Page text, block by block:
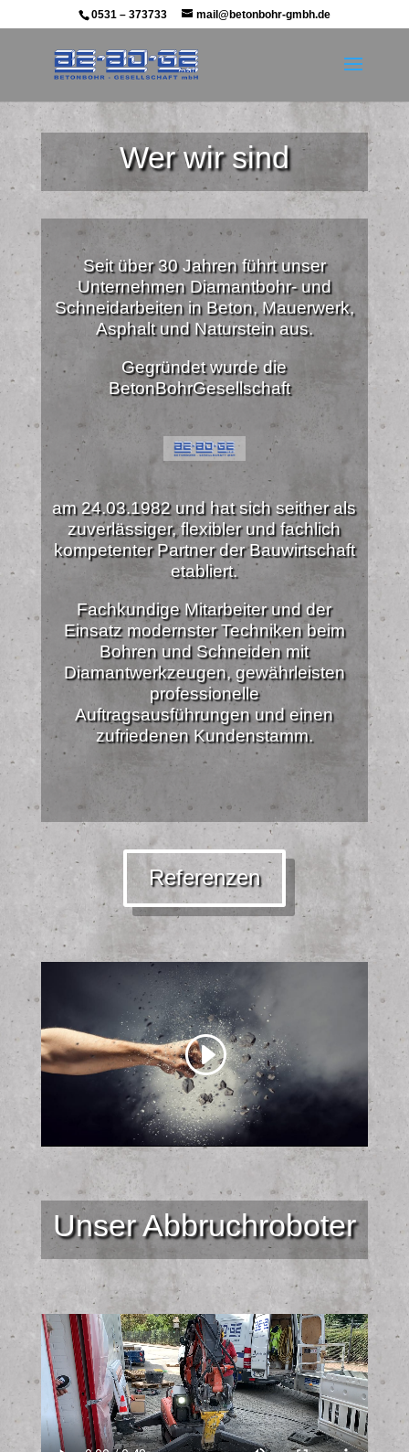
0531 – 373733 mail@betonbohr-gmbh.de
Wer wir sind
Seit über 30 Jahren führt unser
Unternehmen Diamantbohr- und
Schneidarbeiten in Beton, Mauerwerk,
Asphalt und Naturstein aus.
Gegründet wurde die
BetonBohrGesellschaft
am 24.03.1982 und hat sich seither als
zuverlässiger, flexibler und fachlich
kompetenter Partner der Bauwirtschaft
etabliert.
Fachkundige Mitarbeiter und der
Einsatz modernster Techniken beim
Bohren und Schneiden mit
Diamantwerkzeugen, gewährleisten
professionelle
Auftragsausführungen und einen
zufriedenen Kundenstamm.
Referenzen
Unser Abbruchroboter